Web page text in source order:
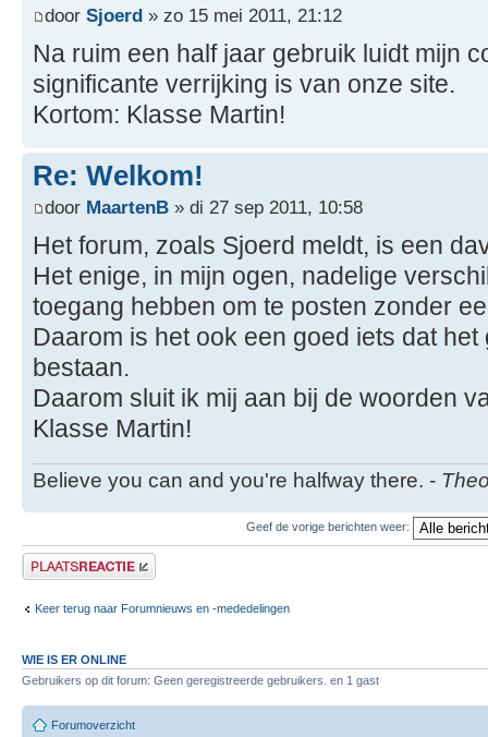
door Sjoerd » zo 15 mei 2011, 21:12
Na ruim een half jaar gebruik luidt mijn
significante verrijking is van onze site.
Kortom: Klasse Martin!
Re: Welkom!
door MaartenB » di 27 sep 2011, 10:58
Het forum, zoals Sjoerd meldt, is een
Het enige, in mijn ogen, nadelige
toegang hebben om te posten zonder
Daarom is het ook een goed iets dat
bestaan.
Daarom sluit ik mij aan bij de woorden
Klasse Martin!
Believe you can and you're halfway there. -
Geef de vorige berichten weer:
Plaats een reactie
Keer terug naar Forumnieuws en -mededelingen
WIE IS ER ONLINE
Gebruikers op dit forum: Geen geregistreerde gebruikers. en 1 gast
Forumoverzicht